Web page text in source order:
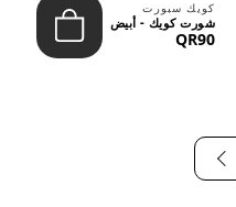
كويك سبورت
شورت كويك - أبيض
QR90